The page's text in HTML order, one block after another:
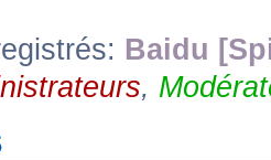
Baidu
,